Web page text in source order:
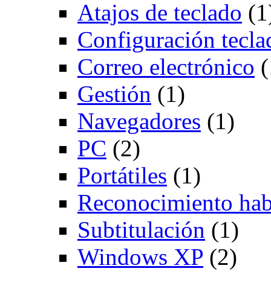
Atajos de teclado
Configuración
Correo electrónico
Gestión (1)
Navegadores (1)
PC (2)
Portátiles (1)
Reconocimiento
Subtitulación (1)
Windows XP (2)